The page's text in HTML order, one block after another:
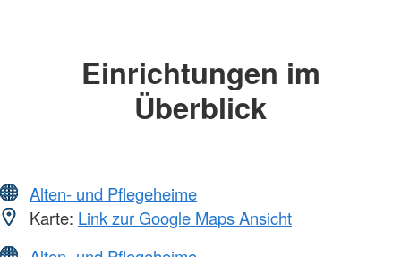
Einrichtungen im
Überblick
Alten- und Pflegeheime
Karte: Link zur Google Maps Ansicht